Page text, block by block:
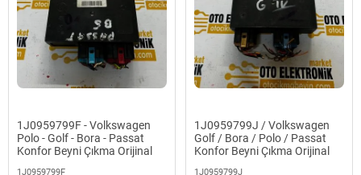
1J0959799F - Volkswagen
Polo - Golf - Bora - Passat
Konfor Beyni Çıkma Orijinal
1J0959799F
1J0959799J / Volkswagen
Golf / Bora / Polo / Passat
Konfor Beyni Çıkma Orijinal
1J0959799J